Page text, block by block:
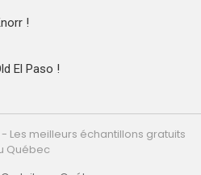
!
El Paso !
Les meilleurs échantillons gratuits
Québec